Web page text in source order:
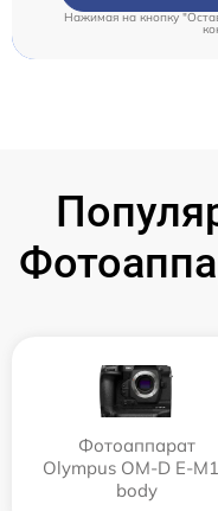
Нажимая на кнопку
Фотоаппарат
Olympus OM-D E-
body